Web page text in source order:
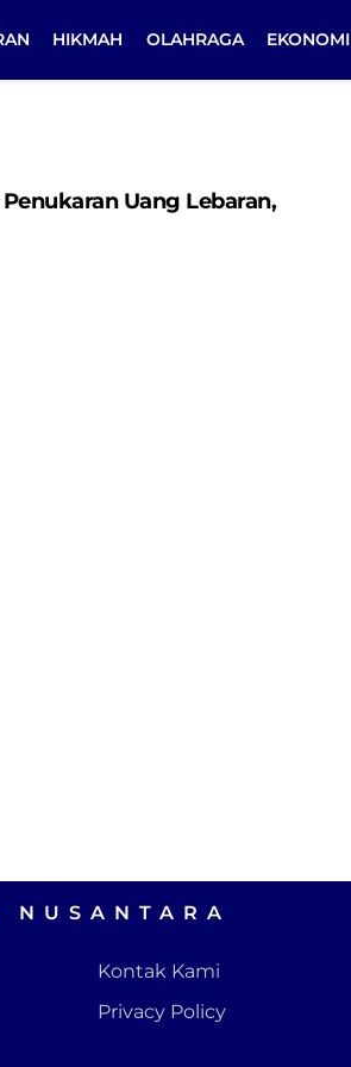
HIKMAH OLAHRAGA EKONOMI
Uang Lebaran,
Kontak Kami
Privacy Policy